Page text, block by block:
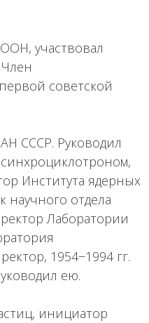
участвовал
советской
СССР. Руководил
Института ядерных
научного отдела
Лаборатории
1954−1994 гг.
ею.
инициатор